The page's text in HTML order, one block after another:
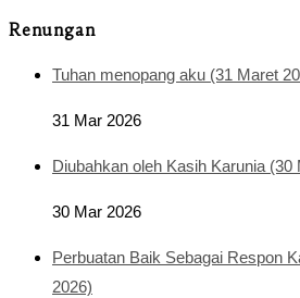
Renungan
Tuhan menopang aku (31 Maret
31 Mar 2026
Diubahkan oleh Kasih Karunia (30
30 Mar 2026
Perbuatan Baik Sebagai Respon
2026)